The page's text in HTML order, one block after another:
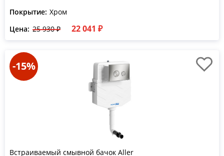
Покрытие: Хром
Цена: 25 930 ₽ 22 041 ₽
-15%
Встраиваемый смывной бачок Aller